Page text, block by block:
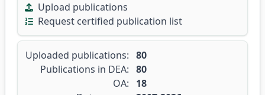
Upload publications
Request certified publication list
Uploaded publications: 80
Publications in DEA: 80
OA:
18